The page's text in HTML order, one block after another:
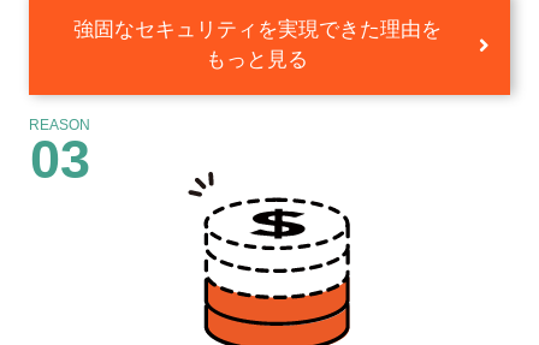
強固なセキュリティを実現できた理由を
もっと見る
REASON
03